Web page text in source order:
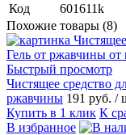
Код
601611k
Похожие товары (8)
Быстрый просмотр
Чистящее средство
ржавчины 191 руб. /
Купить в 1 клик К
В избранное